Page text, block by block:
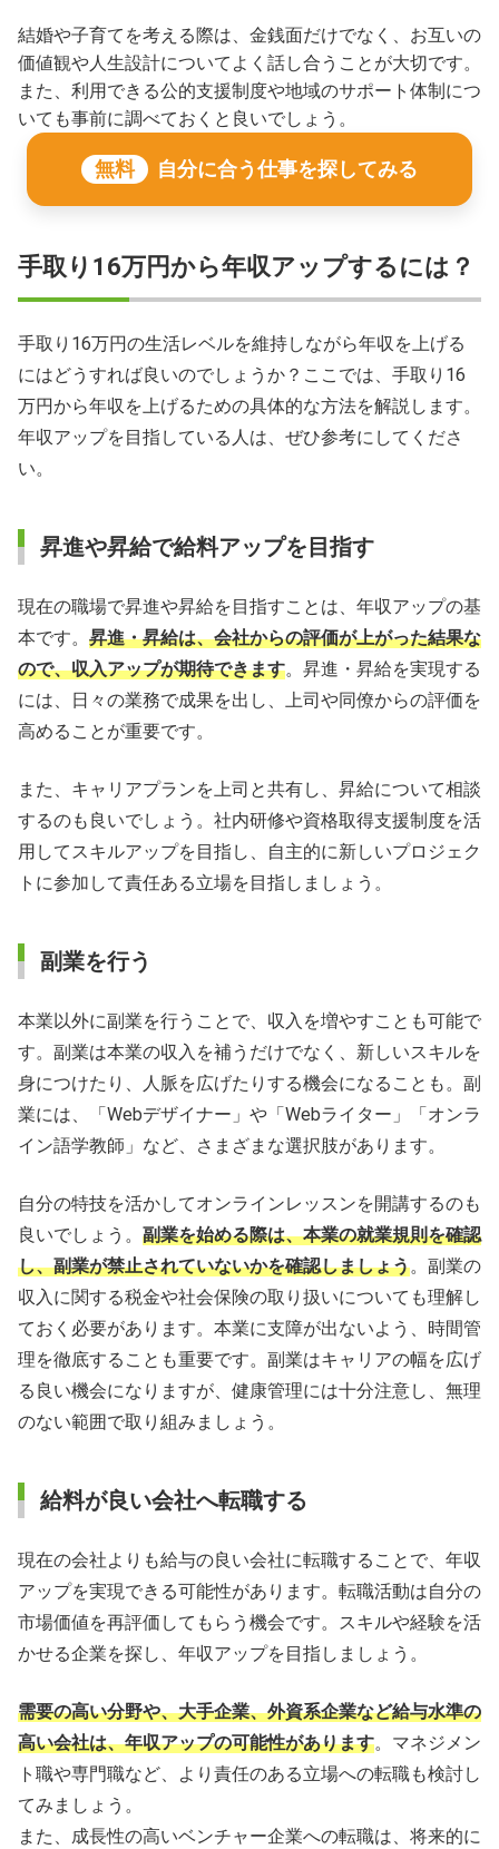
結婚や子育てを考える際は、金銭面だけでなく、お互いの
価値観や人生設計についてよく話し合うことが大切です。
また、利用できる公的支援制度や地域のサポート体制につ
いても事前に調べておくと良いでしょう。
無料 自分に合う仕事を探してみる
手取り16万円から年収アップするには？
手取り16万円の生活レベルを維持しながら年収を上げる
にはどうすれば良いのでしょうか？ここでは、手取り16
万円から年収を上げるための具体的な方法を解説します。
年収アップを目指している人は、ぜひ参考にしてくださ
い。
昇進や昇給で給料アップを目指す
現在の職場で昇進や昇給を目指すことは、年収アップの基
本です。 昇進・昇給は、会社からの評価が上がった結果な
ので、収入アップが期待できます。昇進・昇給を実現する
には、日々の業務で成果を出し、上司や同僚からの評価を
高めることが重要です。
また、キャリアプランを上司と共有し、昇給について相談
するのも良いでしょう。社内研修や資格取得支援制度を活
用してスキルアップを目指し、自主的に新しいプロジェク
トに参加して責任ある立場を目指しましょう。
副業を行う
本業以外に副業を行うことで、収入を増やすことも可能で
す。副業は本業の収入を補うだけでなく、新しいスキルを
身につけたり、人脈を広げたりする機会になることも。副
業には、「Webデザイナー」や「Webライター」「オンラ
イン語学教師」など、さまざまな選択肢があります。
自分の特技を活かしてオンラインレッスンを開講するのも
良いでしょう。 副業を始める際は、本業の就業規則を確認
し、副業が禁止されていないかを確認しましょう。副業の
収入に関する税金や社会保険の取り扱いについても理解し
ておく必要があります。本業に支障が出ないよう、時間管
理を徹底することも重要です。副業はキャリアの幅を広げ
る良い機会になりますが、健康管理には十分注意し、無理
のない範囲で取り組みましょう。
給料が良い会社へ転職する
現在の会社よりも給与の良い会社に転職することで、年収
アップを実現できる可能性があります。転職活動は自分の
市場価値を再評価してもらう機会です。スキルや経験を活
かせる企業を探し、年収アップを目指しましょう。
需要の高い分野や、大手企業、外資系企業など給与水準の
高い会社は、年収アップの可能性があります。マネジメン
ト職や専門職など、より責任のある立場への転職も検討し
てみましょう。
また、成長性の高いベンチャー企業への転職は、将来的に